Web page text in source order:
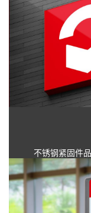
不锈钢紧固件